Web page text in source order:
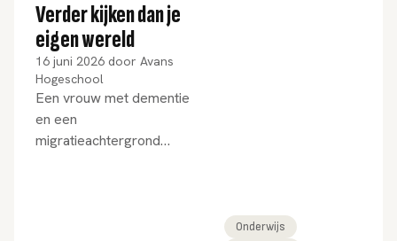
Onderwijs
Verder kijken dan je
eigen wereld
16 juni 2026 door Avans
Hogeschool
Een vrouw met dementie
en een
migratieachtergrond